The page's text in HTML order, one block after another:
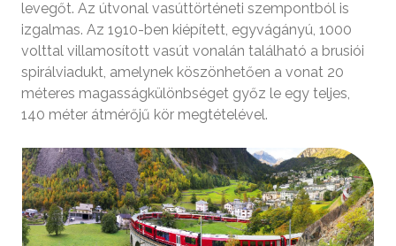
levegőt. Az útvonal vasúttörténeti szempontból is
izgalmas. Az 1910-ben kiépített, egyvágányú, 1000
volttal villamosított vasút vonalán található a brusiói
spirálviadukt, amelynek köszönhetően a vonat 20
méteres magasságkülönbséget győz le egy teljes,
140 méter átmérőjű kör megtételével.